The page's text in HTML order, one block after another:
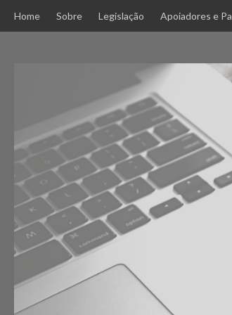
Home Sobre Legislação Apoiadores e